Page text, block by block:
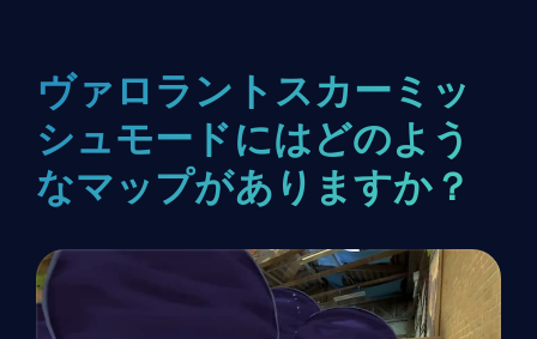
ヴァロラントスカーミッ
シュモードにはどのよう
なマップがありますか？